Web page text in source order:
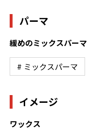
パーマ
緩めのミックスパーマ
# ミックスパーマ
イメージ
ワックス